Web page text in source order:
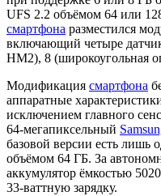
UFS 2.2 объёмом 64 или
смартфона разместился
включающий четыре
HM2), 8 (широкоугольная
Модификация смартфона
аппаратные
исключением главного
64-мегапиксельный
базовой версии есть лишь
объёмом 64 ГБ. За
аккумулятор ёмкостью
33-ваттную зарядку.